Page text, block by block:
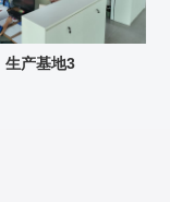
生产基地3